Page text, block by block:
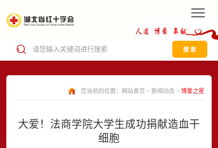
搜 索
您当前的位置： 网站首页 > 新闻动态> 博爱之星
大爱！法商学院大学生成功捐献造血干
细胞